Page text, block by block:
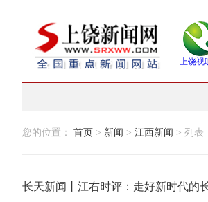
上饶视
您的位置： 首页 > 新闻 > 江西新闻 > 列表
长天新闻丨江右时评：走好新时代的